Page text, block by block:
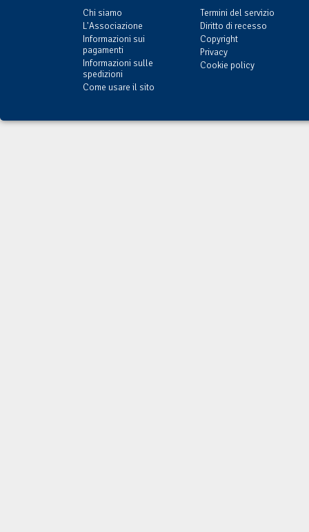
Chi siamo
L'Associazione
Informazioni sui
pagamenti
Informazioni sulle
spedizioni
Come usare il sito
Termini del servizio
Diritto di recesso
Copyright
Privacy
Cookie policy